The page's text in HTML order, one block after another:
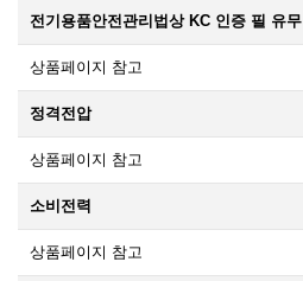
전기용품안전관리법상 KC 인증 필 유무
상품페이지 참고
정격전압
상품페이지 참고
소비전력
상품페이지 참고